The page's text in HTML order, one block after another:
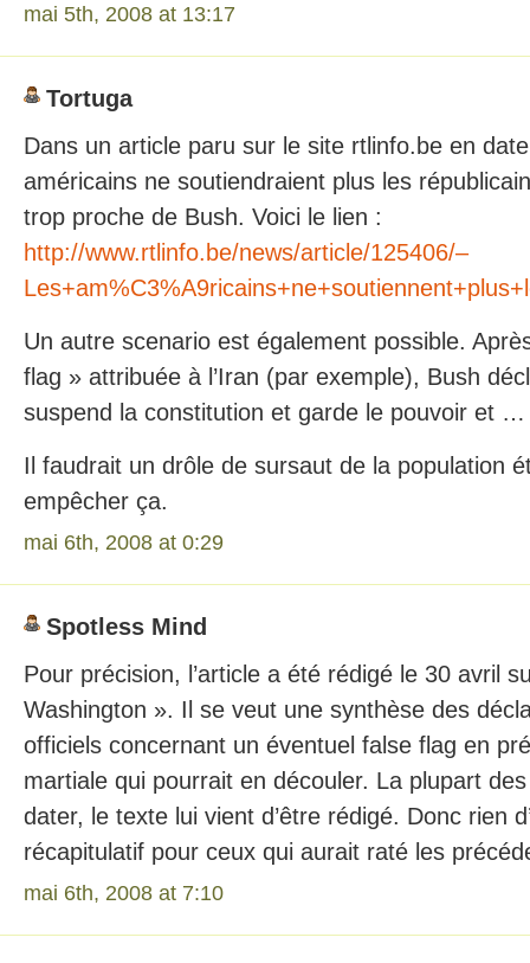
mai 5th, 2008 at 13:17
Tortuga
Dans un article paru sur le site rtlinfo.be en
américains ne soutiendraient plus les
trop proche de Bush. Voici le lien :
http://www.rtlinfo.be/news/article/125406/–
Un autre scenario est également possible.
flag » attribuée à l’Iran (par exemple), Bush
suspend la constitution et garde le pouvoir et
Il faudrait un drôle de sursaut de la population
empêcher ça.
mai 6th, 2008 at 0:29
Spotless Mind
Pour précision, l’article a été rédigé le 30 avril
Washington ». Il se veut une synthèse des
officiels concernant un éventuel false flag en
martiale qui pourrait en découler. La plupart
dater, le texte lui vient d’être rédigé. Donc rien
récapitulatif pour ceux qui aurait raté les
mai 6th, 2008 at 7:10